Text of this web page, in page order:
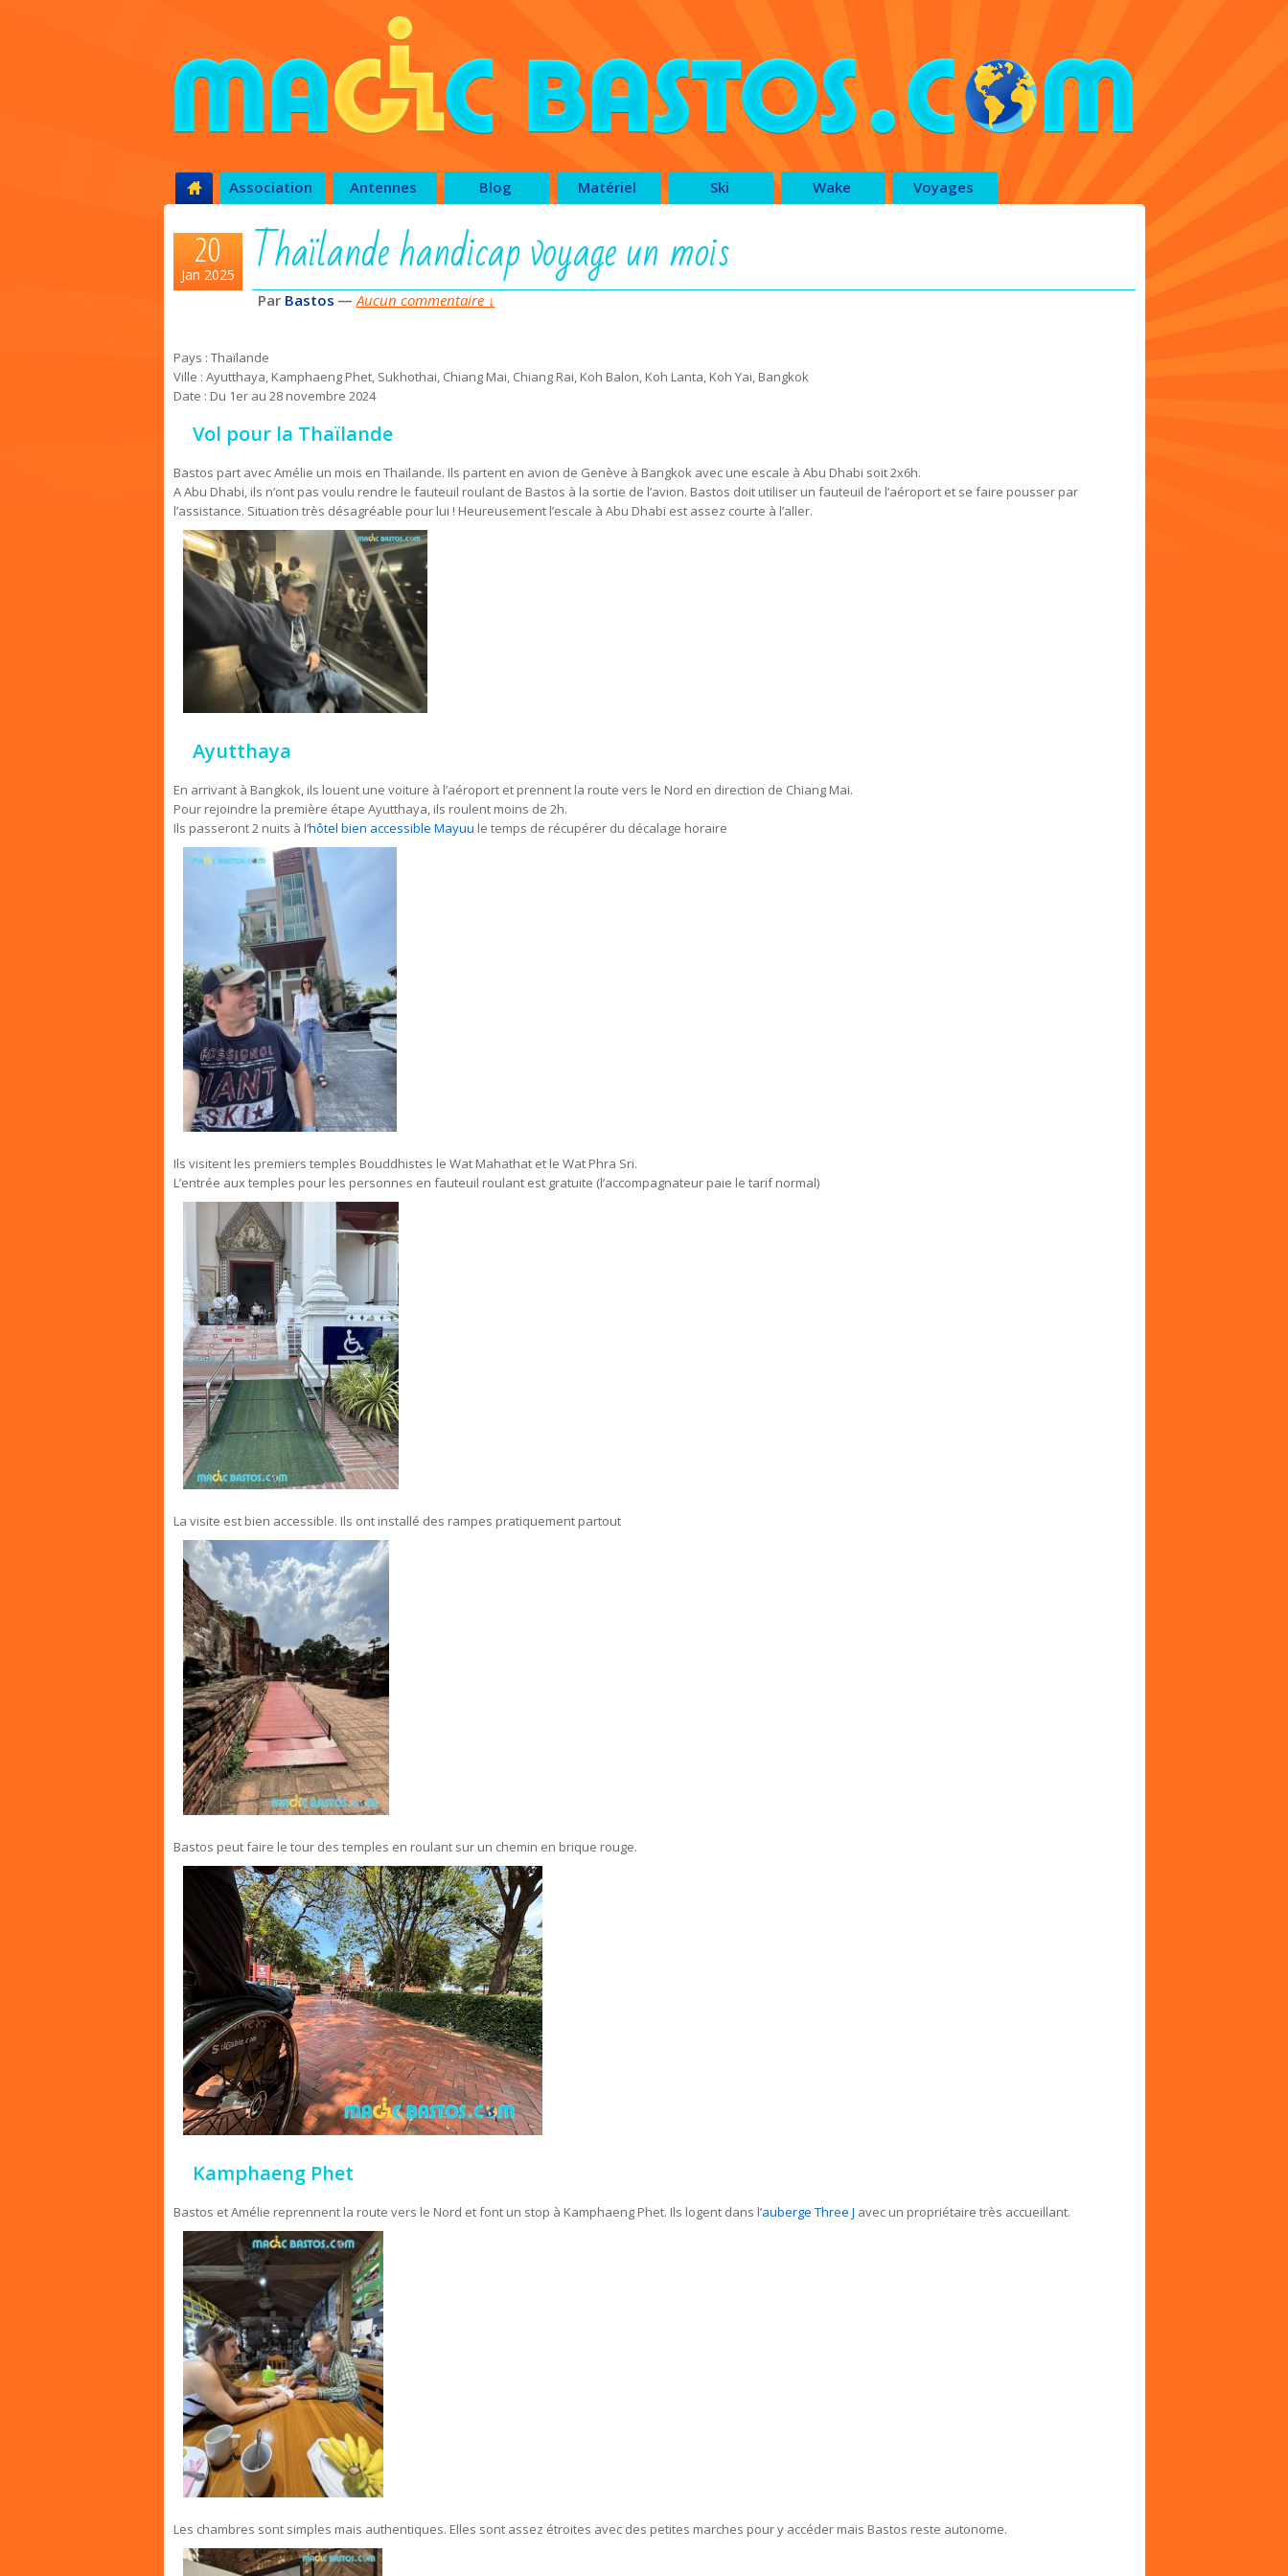
Association Antennes Blog Matériel Ski Wake Voyages
Thaïlande handicap voyage un mois
20
Jan 2025
Par Bastos — Aucun commentaire ↓
Pays : Thaïlande
Ville : Ayutthaya, Kamphaeng Phet, Sukhothai, Chiang Mai, Chiang Rai, Koh Balon, Koh Lanta, Koh Yai, Bangkok
Date : Du 1er au 28 novembre 2024
Vol pour la Thaïlande
Bastos part avec Amélie un mois en Thaïlande. Ils partent en avion de Genève à Bangkok avec une escale à Abu Dhabi soit 2x6h.
A Abu Dhabi, ils n’ont pas voulu rendre le fauteuil roulant de Bastos à la sortie de l’avion. Bastos doit utiliser un fauteuil de l’aéroport et se faire pousser par
l’assistance. Situation très désagréable pour lui ! Heureusement l’escale à Abu Dhabi est assez courte à l’aller.
Ayutthaya
En arrivant à Bangkok, ils louent une voiture à l’aéroport et prennent la route vers le Nord en direction de Chiang Mai.
Pour rejoindre la première étape Ayutthaya, ils roulent moins de 2h.
Ils passeront 2 nuits à l’hôtel bien accessible Mayuu le temps de récupérer du décalage horaire
Ils visitent les premiers temples Bouddhistes le Wat Mahathat et le Wat Phra Sri.
L’entrée aux temples pour les personnes en fauteuil roulant est gratuite (l’accompagnateur paie le tarif normal)
La visite est bien accessible. Ils ont installé des rampes pratiquement partout
Bastos peut faire le tour des temples en roulant sur un chemin en brique rouge.
Kamphaeng Phet
Bastos et Amélie reprennent la route vers le Nord et font un stop à Kamphaeng Phet. Ils logent dans l’auberge Three J avec un propriétaire très accueillant.
Les chambres sont simples mais authentiques. Elles sont assez étroites avec des petites marches pour y accéder mais Bastos reste autonome.